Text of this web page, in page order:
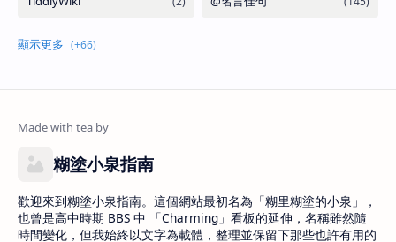
糊塗小泉指南
歡迎來到糊塗小泉指南。這個網站最初名為「糊里糊塗的小泉」，
也曾是高中時期 BBS 中 「Charming」看板的延伸，名稱雖然隨
時間變化，但我始終以文字為載體，整理並保留下那些也許有用的